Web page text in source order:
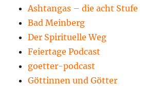
Ashtangas – die acht Stufe
Bad Meinberg
Der Spirituelle Weg
Feiertage Podcast
goetter-podcast
Göttinnen und Götter